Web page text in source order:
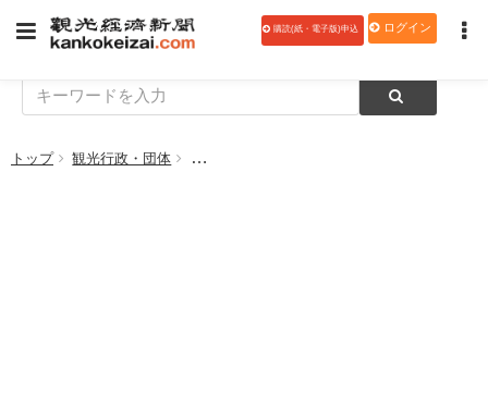
購読(紙・電子版)申込 ログイン
トップ 観光行政・団体 東京都、「都内観光促進事業」（もっと楽し